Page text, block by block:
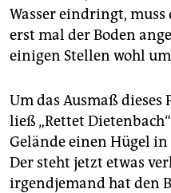
Wasser eindringt,
erst mal der Boden
einigen Stellen wohl
Um das Ausmaß dieses
ließ „Rettet
Gelände einen Hügel
Der steht jetzt etwas
irgendjemand hat den